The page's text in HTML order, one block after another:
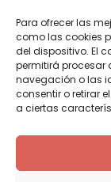
Para ofrecer las
como las cookies
del dispositivo. El
permitirá procesar
navegación o las
consentir o retirar
a ciertas